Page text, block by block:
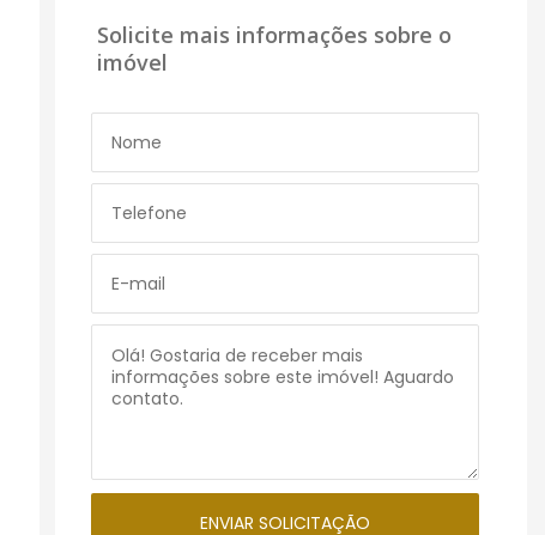
Solicite mais informações sobre o
imóvel